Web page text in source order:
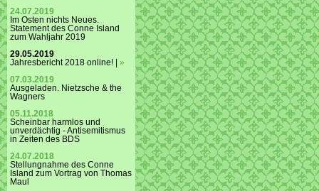
24.07.2019
Im Osten nichts Neues.
Statement des Conne Island
zum Wahljahr 2019
29.05.2019
Jahresbericht 2018 online! | »
07.03.2019
Ausgeladen. Nietzsche & the
Wagners
05.11.2018
Scheinbar harmlos und
unverdächtig - Antisemitismus
in Zeiten des BDS
24.07.2018
Stellungnahme des Conne
Island zum Vortrag von Thomas
Maul